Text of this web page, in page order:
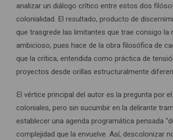
analizar un diálogo crítico entre estos dos
colonialidad. El resultado, producto de
que trasgrede las limitantes que trae consigo
ambicioso, pues hace de la obra filosófica de
que la crítica, entendida como práctica de
proyectos desde orillas estructuralmente
El vértice principal del autor es la pregunta por
coloniales, pero sin sucumbir en la delirante
establecer una agenda programática pensada
complejidad que la envuelve. Así, descolonizar